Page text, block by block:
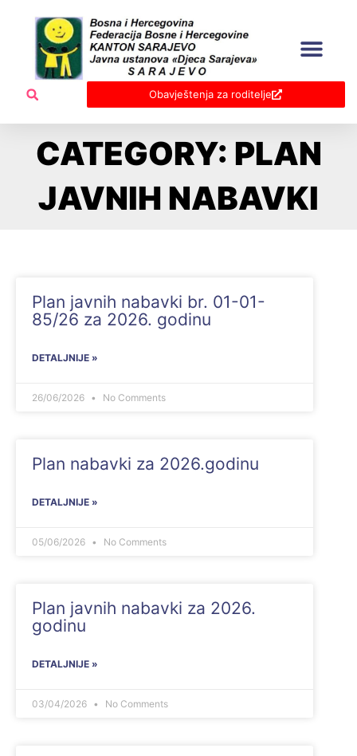
content
Obavještenja za roditelje
CATEGORY: PLAN
JAVNIH NABAVKI
Plan javnih nabavki br. 01-01-
85/26 za 2026. godinu
DETALJNIJE »
26/06/2026 No Comments
Plan nabavki za 2026.godinu
DETALJNIJE »
05/06/2026 No Comments
Plan javnih nabavki za 2026.
godinu
DETALJNIJE »
03/04/2026 No Comments